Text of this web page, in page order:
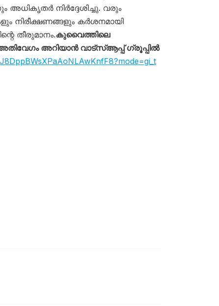
അധികൃതർ നിർദ്ദേശിച്ചു. വരും
നിരീക്ഷണങ്ങളും കർശനമായി
തീരുമാനം.കുവൈത്തിലെ
അറിയാൻ വാട്സ്ആപ്പ് ഗ്രൂപ്പിൽ